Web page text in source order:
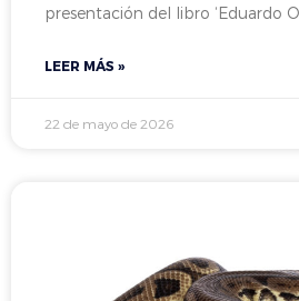
presentación del libro ‘Eduardo
LEER MÁS »
22 de mayo de 2026